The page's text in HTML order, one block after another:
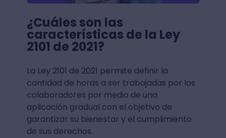
¿Cuáles son las
características de la Ley
2101 de 2021?
La Ley 2101 de 2021 permite definir la
cantidad de horas a ser trabajadas por los
colaboradores por medio de una
aplicación gradual con el objetivo de
garantizar su bienestar y el cumplimiento
de sus derechos.